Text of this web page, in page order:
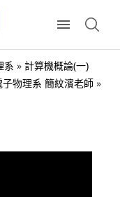
系 » 計算機概論(一)
物理系 簡紋濱老師 »